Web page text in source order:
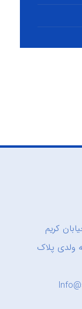
کریم
ولدی پلاک